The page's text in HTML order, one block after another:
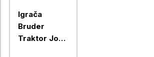
Igrača
Bruder
Traktor John